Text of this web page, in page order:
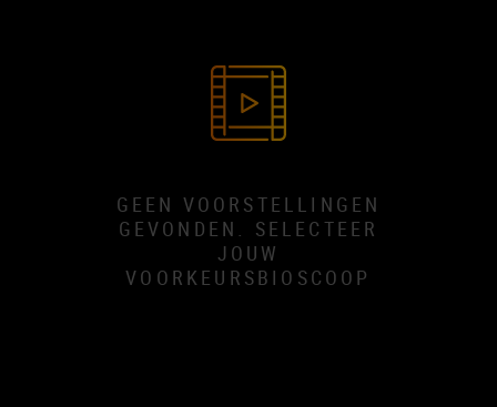
GEEN VOORSTELLINGEN
GEVONDEN. SELECTEER
JOUW
VOORKEURSBIOSCOOP